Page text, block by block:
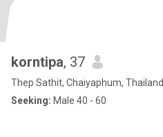
korntipa, 37
Thep Sathit, Chaiyaphum, Thailand
Seeking: Male 40 - 60